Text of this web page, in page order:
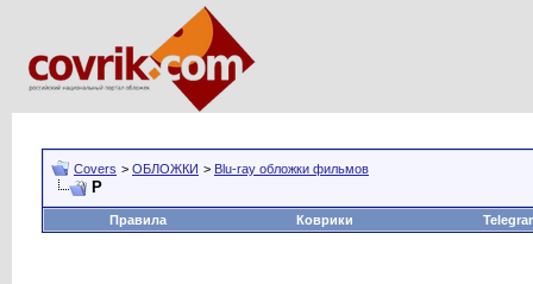
Covers > ОБЛОЖКИ > Blu-ray обложки фильмов
P
Правила Коврики